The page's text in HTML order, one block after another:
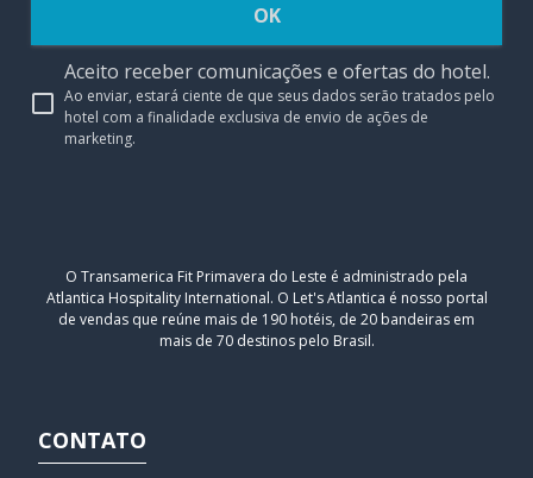
OK
Aceito receber comunicações e ofertas do hotel.
Ao enviar, estará ciente de que seus dados serão tratados pelo
hotel com a finalidade exclusiva de envio de ações de
marketing.
O Transamerica Fit Primavera do Leste é administrado pela
Atlantica Hospitality International. O Let's Atlantica é nosso portal
de vendas que reúne mais de 190 hotéis, de 20 bandeiras em
mais de 70 destinos pelo Brasil.
CONTATO